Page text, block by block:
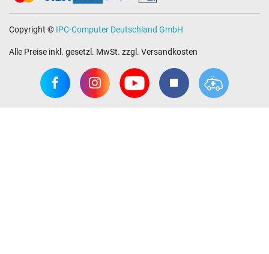
Copyright © IPC-Computer Deutschland GmbH
Alle Preise inkl. gesetzl. MwSt. zzgl. Versandkosten